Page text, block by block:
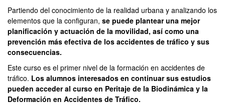
Partiendo del conocimiento de la realidad urbana y analizando los
elementos que la configuran, se puede plantear una mejor
planificación y actuación de la movilidad, así como una
prevención más efectiva de los accidentes de tráfico y sus
consecuencias.
Este curso es el primer nivel de la formación en accidentes de
tráfico. Los alumnos interesados ​​en continuar sus estudios
pueden acceder al curso en Peritaje de la Biodinámica y la
Deformación en Accidentes de Tráfico.